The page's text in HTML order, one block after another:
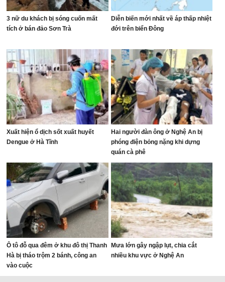
3 nữ du khách bị sóng cuốn mất
tích ở bán đảo Sơn Trà
Diễn biến mới nhất về áp thấp nhiệt
đới trên biển Đông
Xuất hiện ổ dịch sốt xuất huyết
Dengue ở Hà Tĩnh
Hai người đàn ông ở Nghệ An bị
phóng điện bỏng nặng khi dựng
quán cà phê
Ô tô đỗ qua đêm ở khu đô thị Thanh
Hà bị tháo trộm 2 bánh, công an
vào cuộc
Mưa lớn gây ngập lụt, chia cắt
nhiều khu vực ở Nghệ An